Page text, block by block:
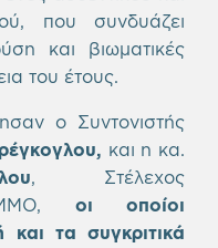
που συνδυάζει
και βιωματικές
του έτους.
ο Συντονιστής
και η κα.
, Στέλεχος
οι οποίοι
τα συγκριτικά